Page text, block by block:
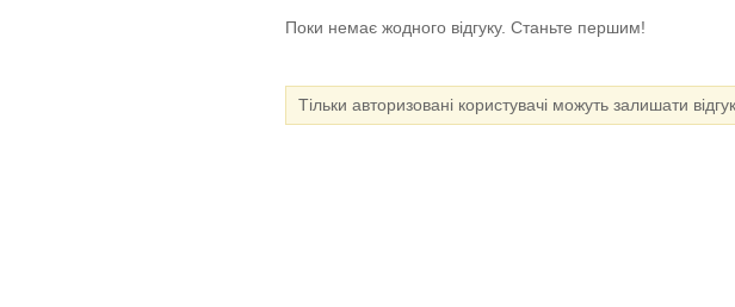
Поки немає жодного відгуку. Станьте першим!
Тільки авторизовані користувачі можуть залишати